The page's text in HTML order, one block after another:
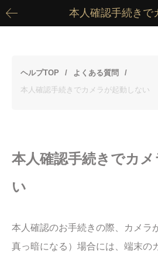
本人確認手続きで
ヘルプTOP
よくある質問
本人確認手続きでカメラが起動しない
本人確認手続きでカ
い
本人確認のお手続きの際、カメラ
真っ暗になる）場合には、端末の